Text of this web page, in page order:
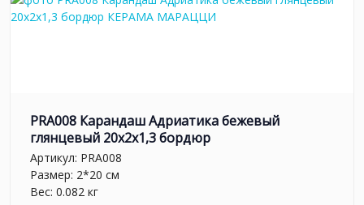
PRA008 Карандаш Адриатика бежевый
глянцевый 20x2x1,3 бордюр
Артикул: PRA008
Размер: 2*20 см
Вес: 0.082 кг